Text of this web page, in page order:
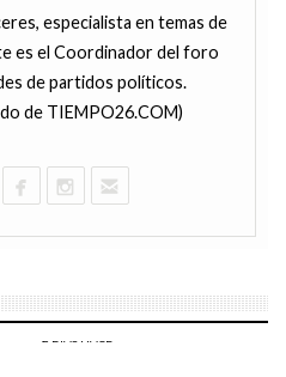
especialista en temas de
es el Coordinador del foro
de partidos políticos.
de TIEMPO26.COM)